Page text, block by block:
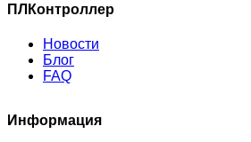
ПЛКонтроллер
Новости
Блог
FAQ
Информация